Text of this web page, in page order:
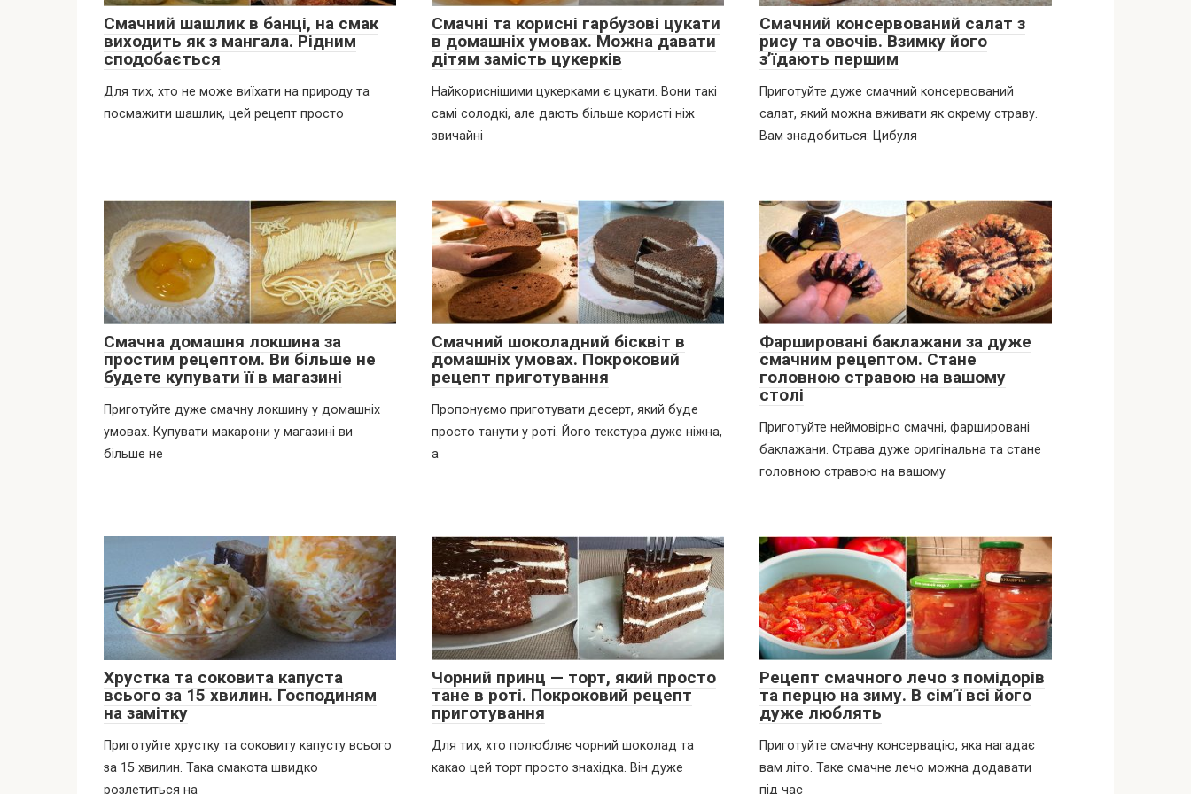
Смачний шашлик в банці, на смак
виходить як з мангала. Рідним
сподобається
Для тих, хто не може виїхати на природу та
посмажити шашлик, цей рецепт просто
Смачні та корисні гарбузові цукати
в домашніх умовах. Можна давати
дітям замість цукерків
Найкориснішими цукерками є цукати. Вони такі
самі солодкі, але дають більше користі ніж
звичайні
Смачний консервований салат з
рису та овочів. Взимку його
з’їдають першим
Приготуйте дуже смачний консервований
салат, який можна вживати як окрему страву.
Вам знадобиться: Цибуля
Смачна домашня локшина за
простим рецептом. Ви більше не
будете купувати її в магазині
Приготуйте дуже смачну локшину у домашніх
умовах. Купувати макарони у магазині ви
більше не
Смачний шоколадний бісквіт в
домашніх умовах. Покроковий
рецепт приготування
Пропонуємо приготувати десерт, який буде
просто танути у роті. Його текстура дуже ніжна,
а
Фаршировані баклажани за дуже
смачним рецептом. Стане
головною стравою на вашому
столі
Приготуйте неймовірно смачні, фаршировані
баклажани. Страва дуже оригінальна та стане
головною стравою на вашому
Хрустка та соковита капуста
всього за 15 хвилин. Господиням
на замітку
Приготуйте хрустку та соковиту капусту всього
за 15 хвилин. Така смакота швидко
розлетиться на
Чорний принц — торт, який просто
тане в роті. Покроковий рецепт
приготування
Для тих, хто полюбляє чорний шоколад та
какао цей торт просто знахідка. Він дуже
Рецепт смачного лечо з помідорів
та перцю на зиму. В сім’ї всі його
дуже люблять
Приготуйте смачну консервацію, яка нагадає
вам літо. Таке смачне лечо можна додавати
під час